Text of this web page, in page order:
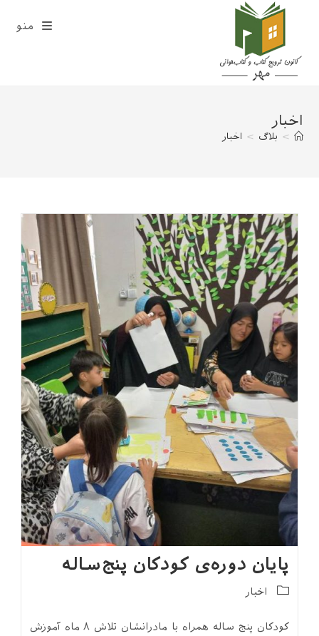
منو
اخبار
> بلاگ > اخبار
پایان دوره‌ی کودکان پنج‌ساله
Post
اخبار
کودکان پنج ساله همراه با مادرانشان تلاش ۸ ماه آموزش